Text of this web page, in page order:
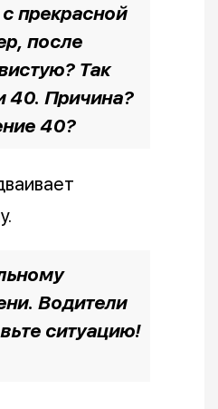
прекрасной
после
Так
40. Причина?
40?
Водители
ситуацию!